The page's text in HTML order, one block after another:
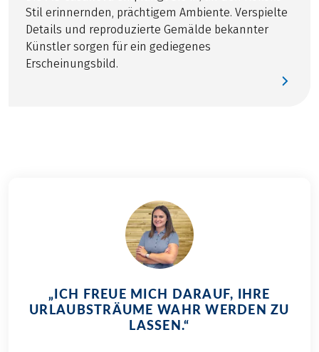
(nur auf Anfrage, begrenzt)
Stil erinnernden, prächtigem Ambiente. Verspielte
Details und reproduzierte Gemälde bekannter
Künstler sorgen für ein gediegenes
Erscheinungsbild.
„ICH FREUE MICH DARAUF, IHRE
URLAUBSTRÄUME WAHR WERDEN ZU
LASSEN.“